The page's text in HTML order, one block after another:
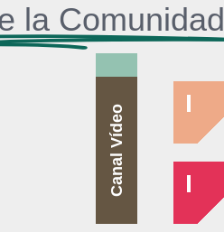
la Comunidad
Blog
Canal Vídeo